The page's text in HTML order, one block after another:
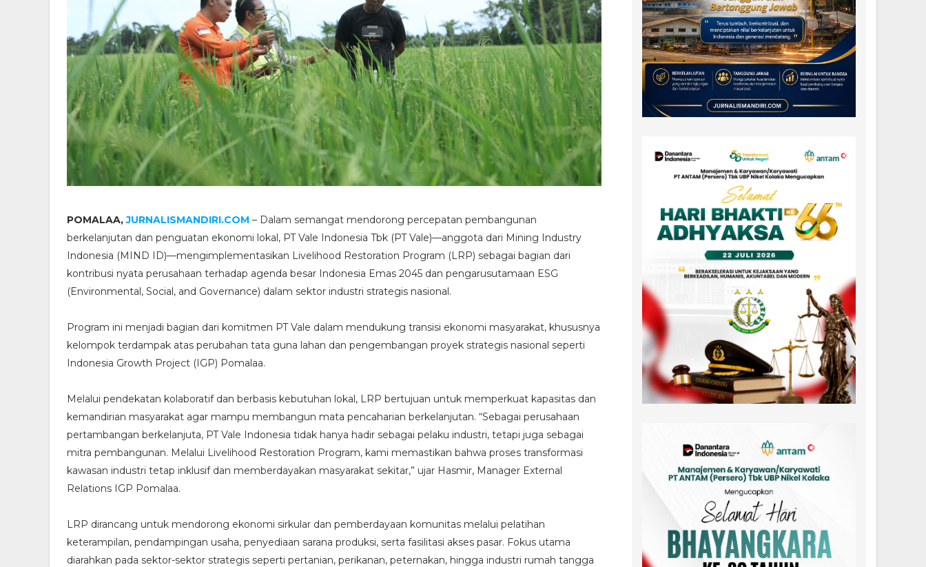
POMALAA,JURNALISMANDIRI.COM – Dalam semangat mendorong percepatan pembangunan
berkelanjutan dan penguatan ekonomi lokal, PT Vale Indonesia Tbk (PT Vale)—anggota dari Mining Industry
Indonesia (MIND ID)—mengimplementasikan Livelihood Restoration Program (LRP) sebagai bagian dari
kontribusi nyata perusahaan terhadap agenda besar Indonesia Emas 2045 dan pengarusutamaan ESG
(Environmental, Social, and Governance) dalam sektor industri strategis nasional.
Program ini menjadi bagian dari komitmen PT Vale dalam mendukung transisi ekonomi masyarakat, khususnya
kelompok terdampak atas perubahan tata guna lahan dan pengembangan proyek strategis nasional seperti
Indonesia Growth Project (IGP) Pomalaa.
Melalui pendekatan kolaboratif dan berbasis kebutuhan lokal, LRP bertujuan untuk memperkuat kapasitas dan
kemandirian masyarakat agar mampu membangun mata pencaharian berkelanjutan. “Sebagai perusahaan
pertambangan berkelanjuta, PT Vale Indonesia tidak hanya hadir sebagai pelaku industri, tetapi juga sebagai
mitra pembangunan. Melalui Livelihood Restoration Program, kami memastikan bahwa proses transformasi
kawasan industri tetap inklusif dan memberdayakan masyarakat sekitar,” ujar Hasmir, Manager External
Relations IGP Pomalaa.
LRP dirancang untuk mendorong ekonomi sirkular dan pemberdayaan komunitas melalui pelatihan
keterampilan, pendampingan usaha, penyediaan sarana produksi, serta fasilitasi akses pasar. Fokus utama
diarahkan pada sektor-sektor strategis seperti pertanian, perikanan, peternakan, hingga industri rumah tangga